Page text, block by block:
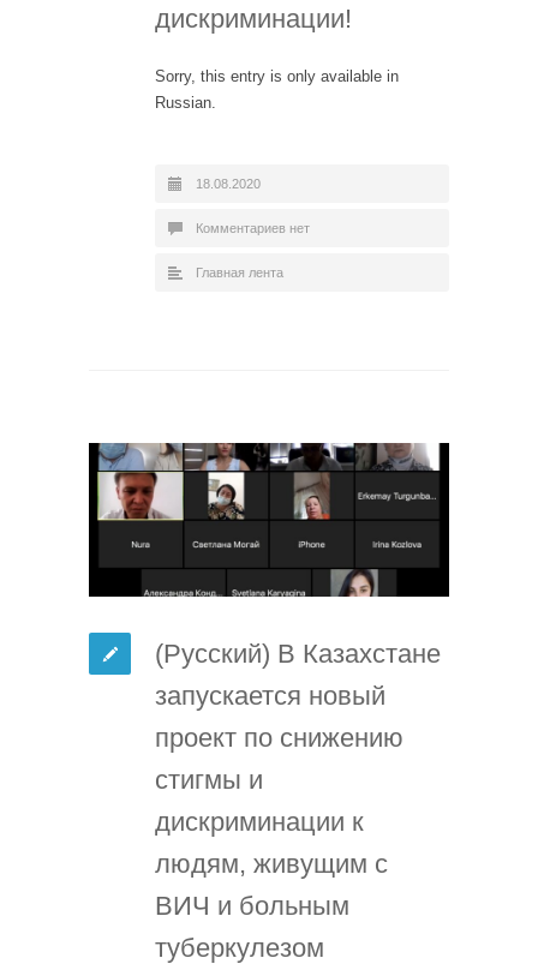
дискриминации!
Sorry, this entry is only available in
Russian.
18.08.2020
Комментариев нет
Главная лента
(Русский) В Казахстане
запускается новый
проект по снижению
стигмы и
дискриминации к
людям, живущим с
ВИЧ и больным
туберкулезом